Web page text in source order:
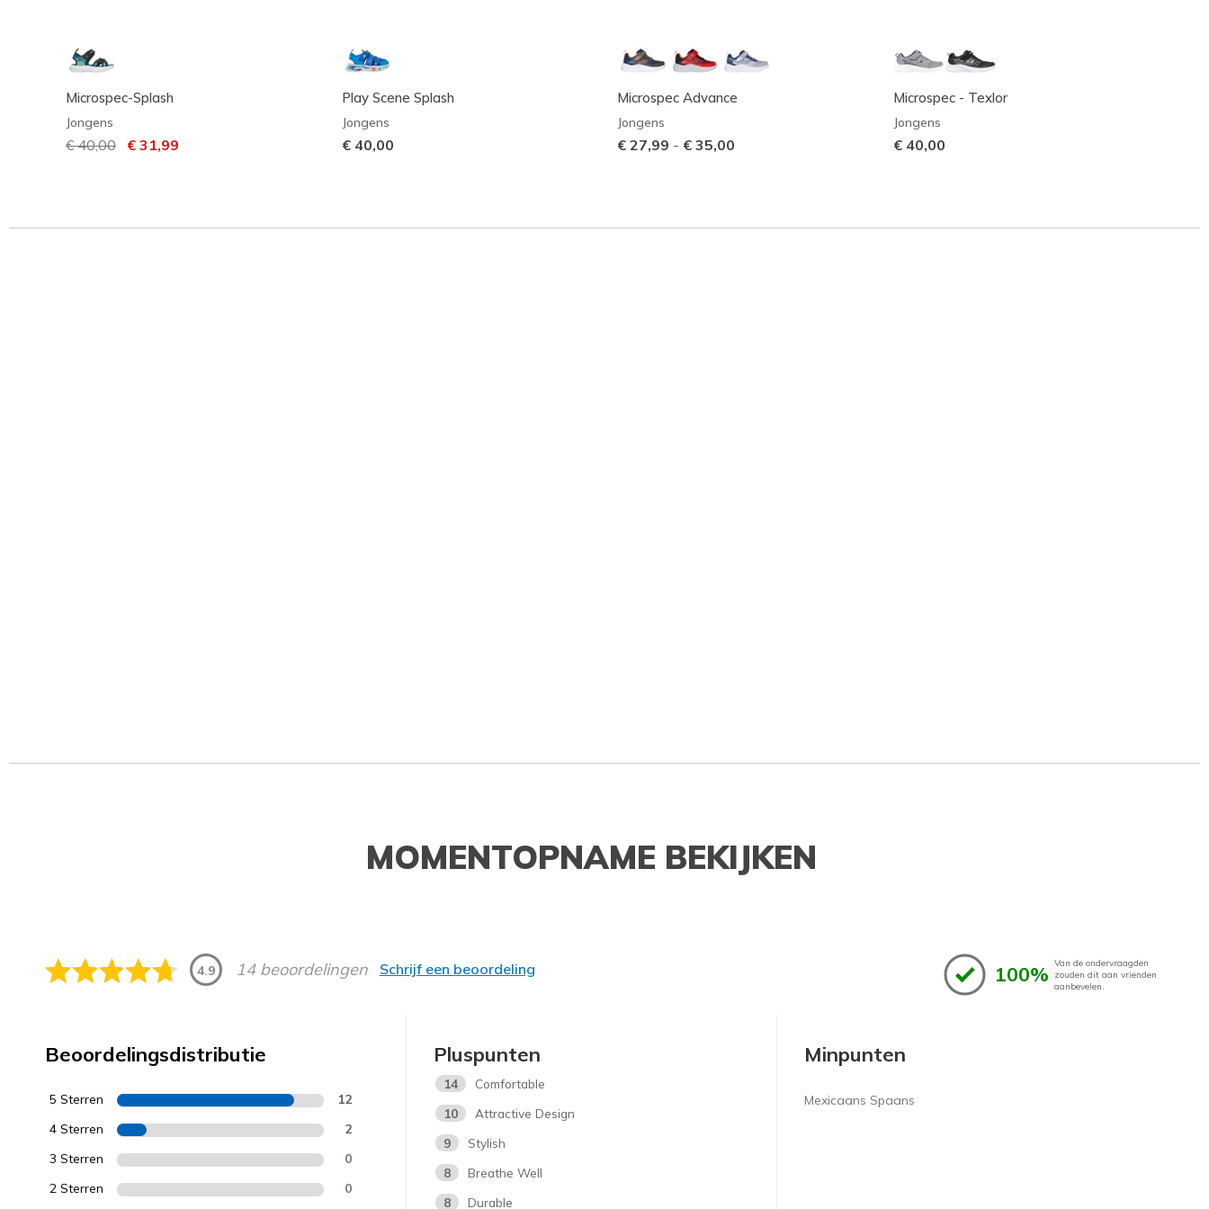
Microspec-Splash
Jongens
Prijs verlaagd van
€ 40,00 naar
€ 31,99
Play Scene Splash
Jongens
€ 40,00
Microspec Advance
Jongens
€ 27,99 - € 35,00
Microspec - Texlor
Jongens
€ 40,00
MOMENTOPNAME BEKIJKEN
4.9 14 beoordelingen Schrijf een beoordeling 100% Van de ondervraagden
zouden dit aan vrienden
aanbevelen.
Beoordelingsdistributie
5 Sterren 12
4 Sterren 2
3 Sterren 0
2 Sterren 0
Pluspunten
14
Comfortable
10
Attractive Design
9
Stylish
8
Breathe Well
8
Durable
Minpunten
Mexicaans Spaans